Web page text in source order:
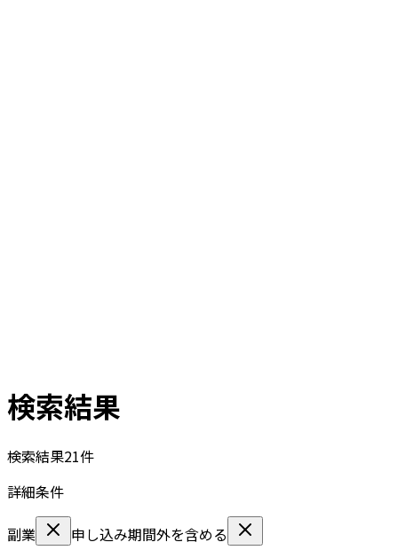
検索結果
検索結果21件
詳細条件
副業
申し込み期間外を含める